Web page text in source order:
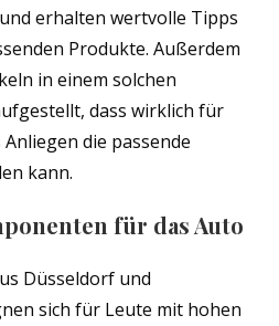
erhalten wertvolle Tipps
Produkte. Außerdem
in einem solchen
dass wirklich für
die passende
kann.
für das Auto
Düsseldorf und
sich für Leute mit hohen